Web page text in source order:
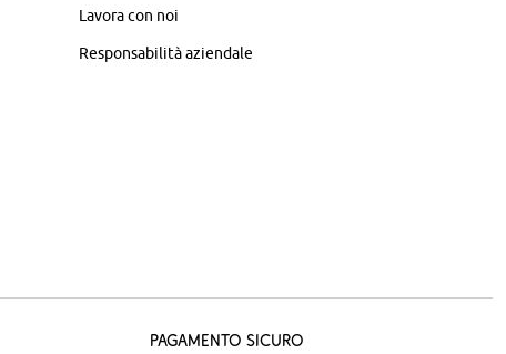
Lavora con noi
Responsabilità aziendale
Pagamento sicuro